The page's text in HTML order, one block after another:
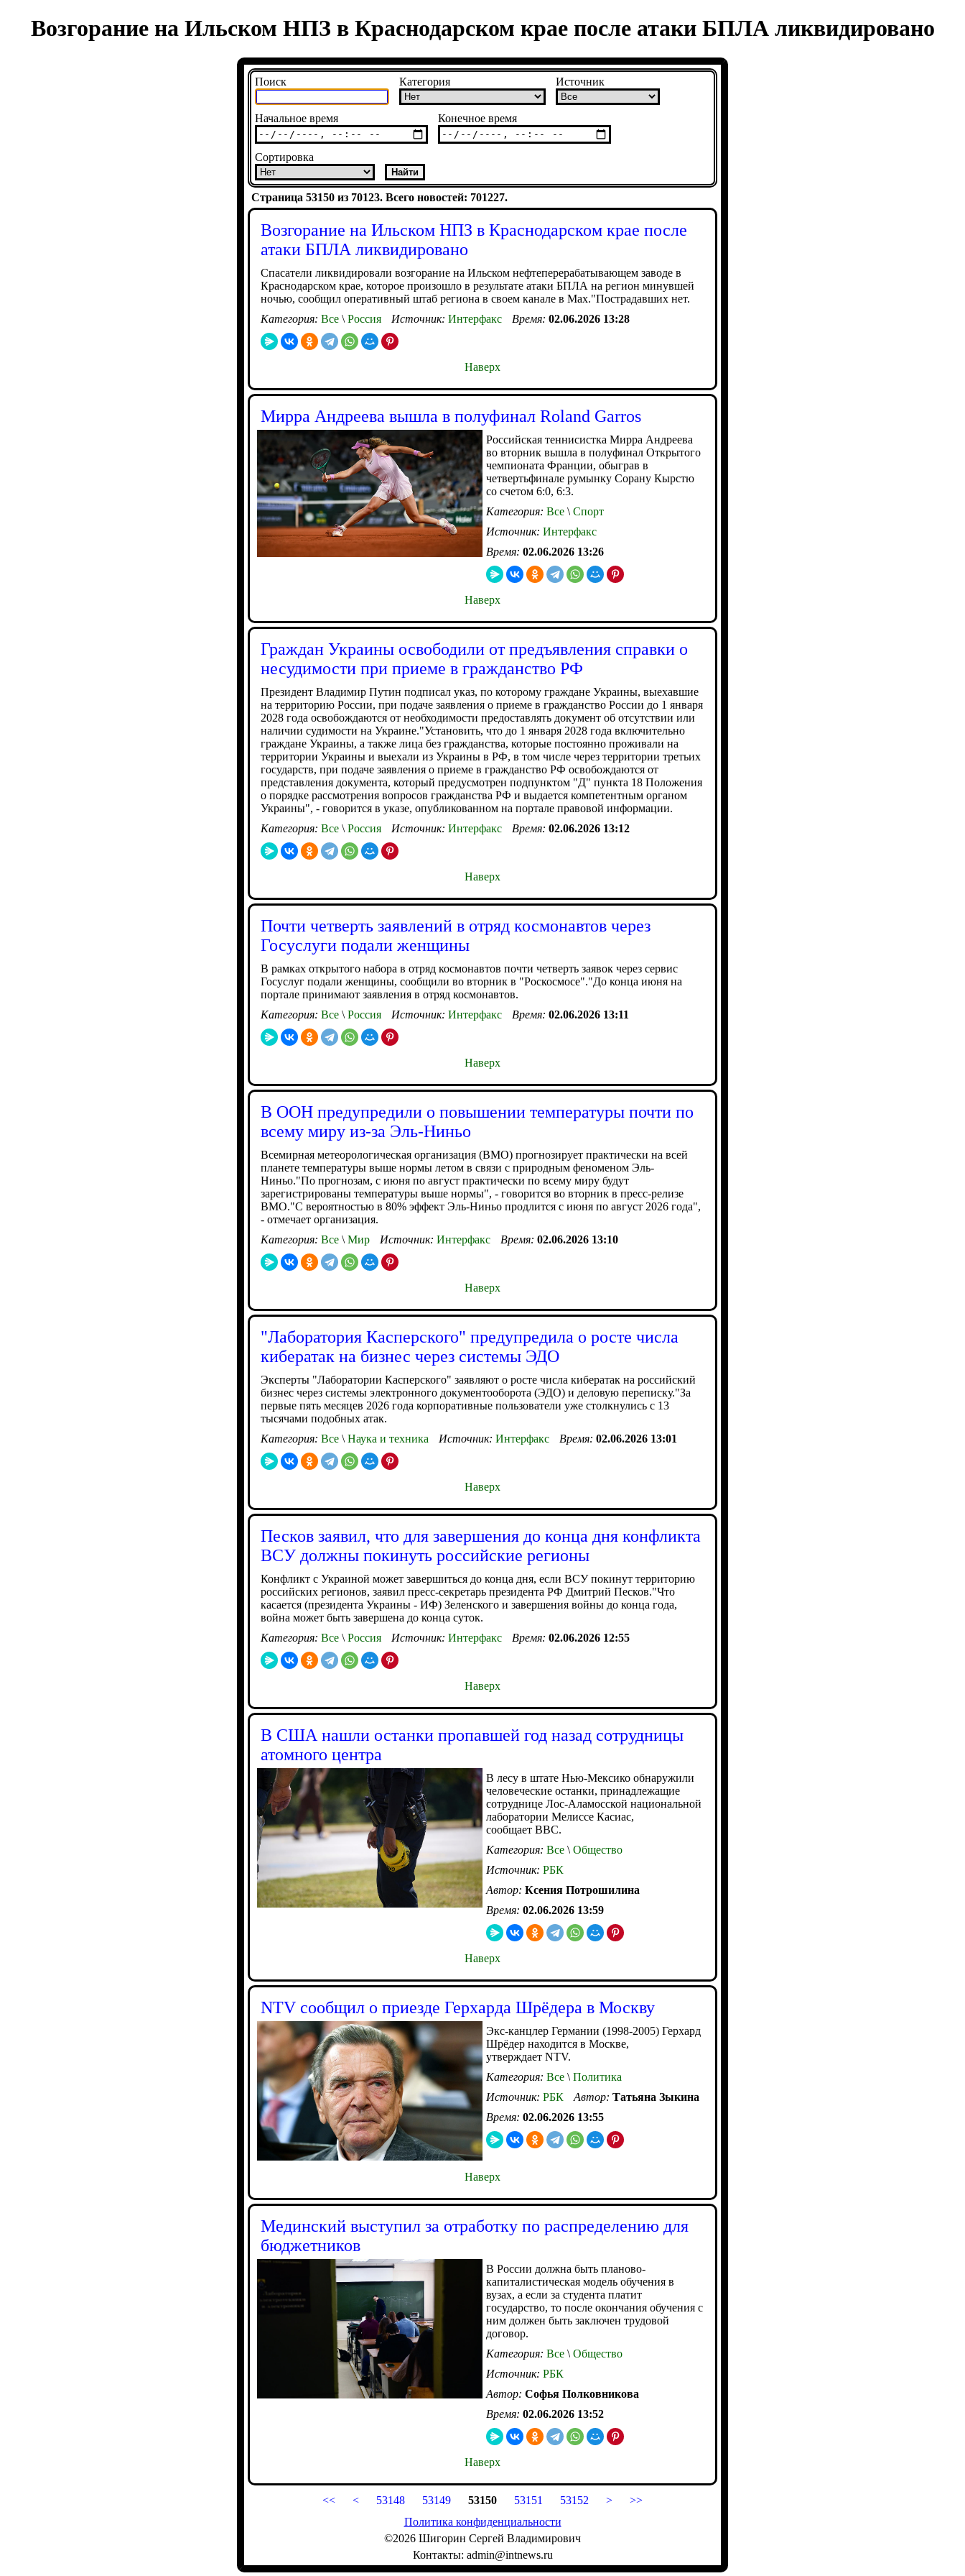
Возгорание на Ильском НПЗ в Краснодарском крае после атаки БПЛА ликвидировано
Поиск Категория Источник
Начальное время Конечное время
Сортировка
Страница 53150 из 70123. Всего новостей: 701227.
Возгорание на Ильском НПЗ в Краснодарском крае после
атаки БПЛА ликвидировано
Спасатели ликвидировали возгорание на Ильском нефтеперерабатывающем заводе в
Краснодарском крае, которое произошло в результате атаки БПЛА на регион минувшей
ночью, сообщил оперативный штаб региона в своем канале в Мах."Пострадавших нет.
Категория: Все \ Россия Источник: Интерфакс Время: 02.06.2026 13:28
Наверх
Мирра Андреева вышла в полуфинал Roland Garros
Российская теннисистка Мирра Андреева
во вторник вышла в полуфинал Открытого
чемпионата Франции, обыграв в
четвертьфинале румынку Сорану Кырстю
со счетом 6:0, 6:3.
Категория: Все \ Спорт
Источник: Интерфакс
Время: 02.06.2026 13:26
Наверх
Граждан Украины освободили от предъявления справки о
несудимости при приеме в гражданство РФ
Президент Владимир Путин подписал указ, по которому граждане Украины, выехавшие
на территорию России, при подаче заявления о приеме в гражданство России до 1 января
2028 года освобождаются от необходимости предоставлять документ об отсутствии или
наличии судимости на Украине."Установить, что до 1 января 2028 года включительно
граждане Украины, а также лица без гражданства, которые постоянно проживали на
территории Украины и выехали из Украины в РФ, в том числе через территории третьих
государств, при подаче заявления о приеме в гражданство РФ освобождаются от
представления документа, который предусмотрен подпунктом "Д" пункта 18 Положения
о порядке рассмотрения вопросов гражданства РФ и выдается компетентным органом
Украины", - говорится в указе, опубликованном на портале правовой информации.
Категория: Все \ Россия Источник: Интерфакс Время: 02.06.2026 13:12
Наверх
Почти четверть заявлений в отряд космонавтов через
Госуслуги подали женщины
В рамках открытого набора в отряд космонавтов почти четверть заявок через сервис
Госуслуг подали женщины, сообщили во вторник в "Роскосмосе"."До конца июня на
портале принимают заявления в отряд космонавтов.
Категория: Все \ Россия Источник: Интерфакс Время: 02.06.2026 13:11
Наверх
В ООН предупредили о повышении температуры почти по
всему миру из-за Эль-Ниньо
Всемирная метеорологическая организация (ВМО) прогнозирует практически на всей
планете температуры выше нормы летом в связи с природным феноменом Эль-
Ниньо."По прогнозам, с июня по август практически по всему миру будут
зарегистрированы температуры выше нормы", - говорится во вторник в пресс-релизе
ВМО."С вероятностью в 80% эффект Эль-Ниньо продлится с июня по август 2026 года",
- отмечает организация.
Категория: Все \ Мир Источник: Интерфакс Время: 02.06.2026 13:10
Наверх
"Лаборатория Касперского" предупредила о росте числа
кибератак на бизнес через системы ЭДО
Эксперты "Лаборатории Касперского" заявляют о росте числа кибератак на российский
бизнес через системы электронного документооборота (ЭДО) и деловую переписку."За
первые пять месяцев 2026 года корпоративные пользователи уже столкнулись с 13
тысячами подобных атак.
Категория: Все \ Наука и техника Источник: Интерфакс Время: 02.06.2026 13:01
Наверх
Песков заявил, что для завершения до конца дня конфликта
ВСУ должны покинуть российские регионы
Конфликт с Украиной может завершиться до конца дня, если ВСУ покинут территорию
российских регионов, заявил пресс-секретарь президента РФ Дмитрий Песков."Что
касается (президента Украины - ИФ) Зеленского и завершения войны до конца года,
война может быть завершена до конца суток.
Категория: Все \ Россия Источник: Интерфакс Время: 02.06.2026 12:55
Наверх
В США нашли останки пропавшей год назад сотрудницы
атомного центра
В лесу в штате Нью-Мексико обнаружили
человеческие останки, принадлежащие
сотруднице Лос-Аламосской национальной
лаборатории Мелиссе Касиас,
сообщает BBC.
Категория: Все \ Общество
Источник: РБК
Автор: Ксения Потрошилина
Время: 02.06.2026 13:59
Наверх
NTV сообщил о приезде Герхарда Шрёдера в Москву
Экс-канцлер Германии (1998-2005) Герхард
Шрёдер находится в Москве,
утверждает NTV.
Категория: Все \ Политика
Источник: РБК Автор: Татьяна Зыкина
Время: 02.06.2026 13:55
Наверх
Мединский выступил за отработку по распределению для
бюджетников
В России должна быть планово-
капиталистическая модель обучения в
вузах, а если за студента платит
государство, то после окончания обучения с
ним должен быть заключен трудовой
договор.
Категория: Все \ Общество
Источник: РБК
Автор: Софья Полковникова
Время: 02.06.2026 13:52
Наверх
<< < 53148 53149 53150 53151 53152 >
>>
Политика конфиденциальности
©2026 Шигорин Сергей Владимирович
Контакты: admin@intnews.ru